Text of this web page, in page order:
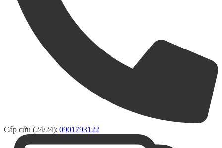
Cấp cứu (24/24): 0901793122